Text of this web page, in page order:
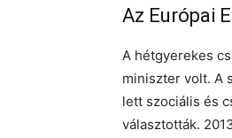
Az Európai
A hétgyerekes
miniszter volt. A
lett szociális és
választották.